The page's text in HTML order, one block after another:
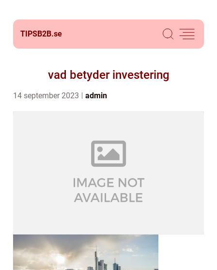
TIPSB2B.se
vad betyder investering
14 september 2023 admin